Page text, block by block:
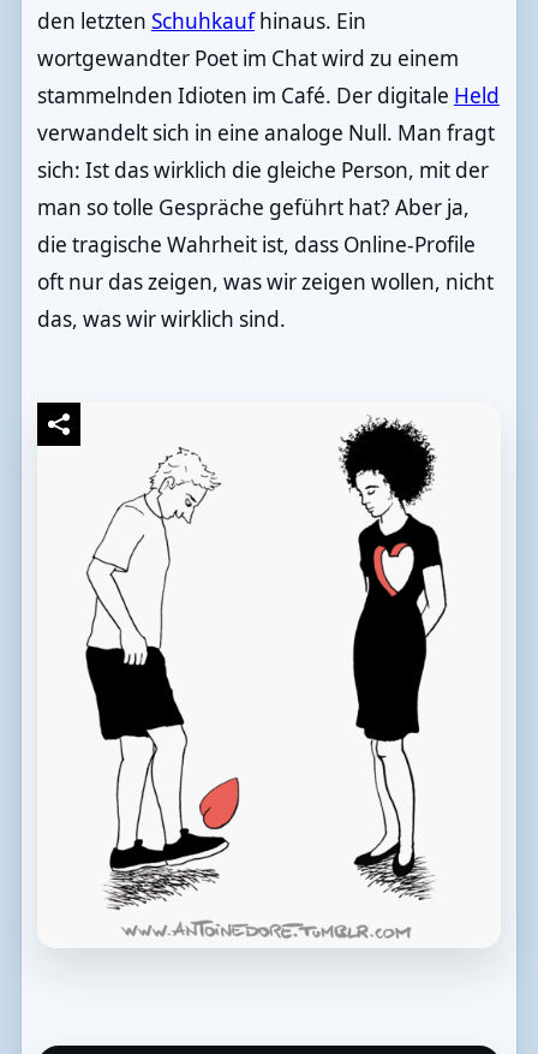
den letzten Schuhkaufhinaus. Ein
wortgewandter Poet im Chat wird zu einem
stammelnden Idioten im Café. Der digitale Held
verwandelt sich in eine analoge Null. Man fragt
sich: Ist das wirklich die gleiche Person, mit der
man so tolle Gespräche geführt hat? Aber ja,
die tragische Wahrheit ist, dass Online-Profile
oft nur das zeigen, was wir zeigen wollen, nicht
das, was wir wirklich sind.